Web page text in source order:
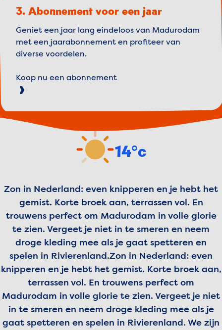
3. Abonnement voor een jaar
Geniet een jaar lang eindeloos van Madurodam
met een jaarabonnement en profiteer van
diverse voordelen.
Koop nu een abonnement
Weather forecast
14°c
Zon in Nederland: even knipperen en je hebt het
gemist. Korte broek aan, terrassen vol. En
trouwens perfect om Madurodam in volle glorie
te zien. Vergeet je niet in te smeren en neem
droge kleding mee als je gaat spetteren en
spelen in Rivierenland.Zon in Nederland: even
knipperen en je hebt het gemist. Korte broek aan,
terrassen vol. En trouwens perfect om
Madurodam in volle glorie te zien. Vergeet je niet
in te smeren en neem droge kleding mee als je
gaat spetteren en spelen in Rivierenland. We zijn